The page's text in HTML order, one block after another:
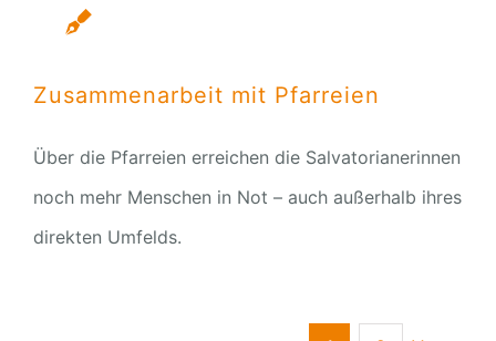
Zusammenarbeit mit Pfarreien
Über die Pfarreien erreichen die Salvatorianerinnen
noch mehr Menschen in Not – auch außerhalb ihres
direkten Umfelds.